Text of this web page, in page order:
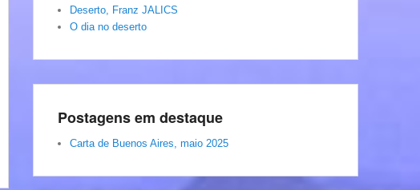
Deserto, Franz JALICS
O dia no deserto
Postagens em destaque
Carta de Buenos Aires, maio 2025